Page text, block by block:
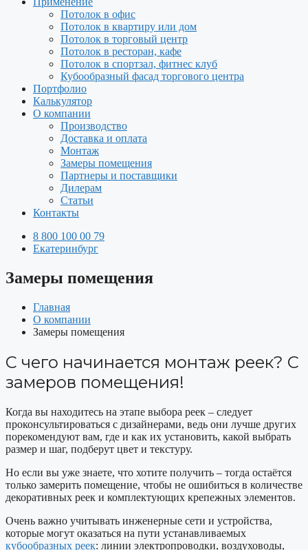
Потолок в офис
Потолок в квартиру или дом
Потолок в торговый центр
Потолок в ресторан, кафе
Потолок в спортзал, фитнес клуб
Кубообразный фасад торгового центра
Портфолио
Калькулятор
О компании
Производство
Доставка и оплата
Монтаж
Замеры помещения
Партнеры и поставщики
Дилерам
Статьи
Контакты
8 800 100 00 79
Екатеринбург
Замеры помещения
Главная
О компании
Замеры помещения
С чего начинается монтаж реек? С
замеров помещения!
Когда вы находитесь на этапе выбора реек – следует
проконсультироваться с дизайнерами, ведь они лучше других
порекомендуют вам, где и как их установить, какой выбрать
размер и шаг, подберут цвет и текстуру.
Но если вы уже знаете, что хотите получить – тогда остаётся
только замерить помещение, чтобы не ошибиться в количестве
декоративных реек и комплектующих крепежных элементов.
Очень важно учитывать инженерные сети и устройства,
которые могут оказаться на пути устанавливаемых
кубообразных реек: линии электропроводки, воздуховоды,